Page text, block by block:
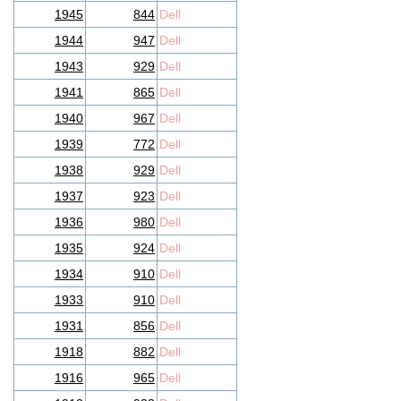
1945 844 Dell
1944
947 Dell
1943
929 Dell
1941
865 Dell
1940
967 Dell
1939
772 Dell
1938
929 Dell
1937
923 Dell
1936
980 Dell
1935
924 Dell
1934
910 Dell
1933
910 Dell
1931
856 Dell
1918
882 Dell
1916
965 Dell